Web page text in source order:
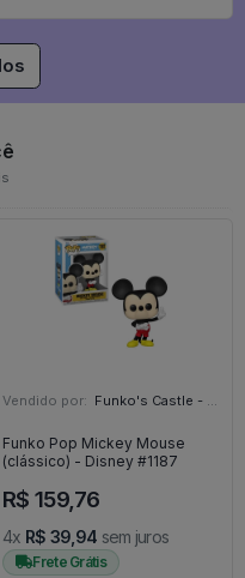
Vendido por: Funko's Castle - SP
Funko Pop Mickey Mouse
(clássico) - Disney #1187
R$ 159,76
4x R$ 39,94 sem juros
Frete Grátis